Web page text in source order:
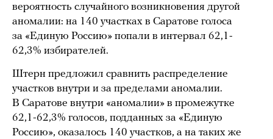
вероятность случайного возникновения другой
аномалии: на 140 участках в Саратове голоса
за «Единую Россию» попали в интервал 62,1-
62,3% избирателей.
Штерн предложил сравнить распределение
участков внутри и за пределами аномалии.
В Саратове внутри «аномалии» в промежутке
62,1-62,3% голосов, подданных за «Единую
Россию», оказалось 140 участков, а на таких же